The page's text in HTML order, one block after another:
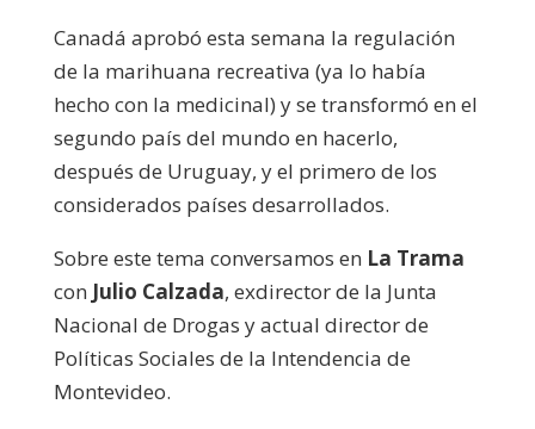
Canadá aprobó esta semana la regulación
de la marihuana recreativa (ya lo había
hecho con la medicinal) y se transformó en el
segundo país del mundo en hacerlo,
después de Uruguay, y el primero de los
considerados países desarrollados.
Sobre este tema conversamos en La Trama
con Julio Calzada, exdirector de la Junta
Nacional de Drogas y actual director de
Políticas Sociales de la Intendencia de
Montevideo.